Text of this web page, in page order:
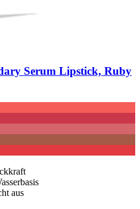
Serum Lipstick, Ruby
aus